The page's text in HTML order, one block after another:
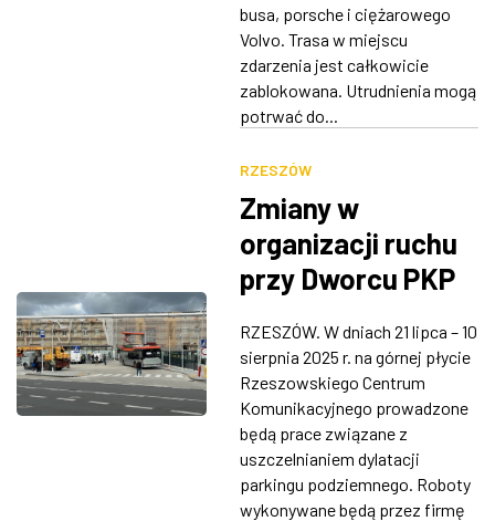
busa, porsche i ciężarowego
Volvo. Trasa w miejscu
zdarzenia jest całkowicie
zablokowana. Utrudnienia mogą
potrwać do...
RZESZÓW
Zmiany w
organizacji ruchu
przy Dworcu PKP
RZESZÓW. W dniach 21 lipca – 10
sierpnia 2025 r. na górnej płycie
Rzeszowskiego Centrum
Komunikacyjnego prowadzone
będą prace związane z
uszczelnianiem dylatacji
parkingu podziemnego. Roboty
wykonywane będą przez firmę